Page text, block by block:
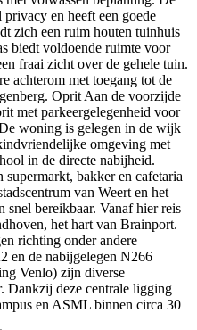
en heeft een goede
zich een ruim houten tuinhuis
biedt voldoende ruimte voor
fraai zicht over de gehele tuin.
achterom met toegang tot de
Oprit Aan de voorzijde
met parkeergelegenheid voor
woning is gelegen in de wijk
omgeving met
in de directe nabijheid.
bakker en cafetaria
van Weert en het
bereikbaar. Vanaf hier reis
het hart van Brainport.
richting onder andere
en de nabijgelegen N266
Venlo) zijn diverse
Dankzij deze centrale ligging
en ASML binnen circa 30